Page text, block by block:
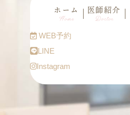
ホーム
Home
医師紹介
Doctor
WEB予約
LINE
Instagram